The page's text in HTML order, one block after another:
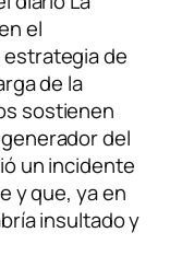
el
estrategia de
de la
sostienen
del
un incidente
y que, ya en
insultado y